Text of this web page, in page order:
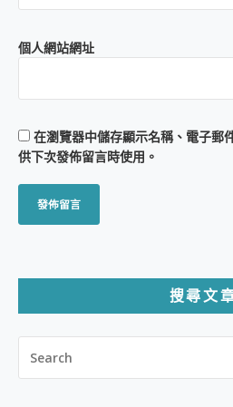
個人網站網址
在瀏覽器中儲存顯示名稱、電子郵
供下次發佈留言時使用。
搜尋文
FOR: